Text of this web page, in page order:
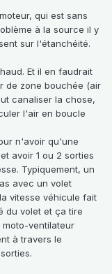
qui est sans
à la source il y
sur l'étanchéité.
Et il en faudrait
de zone bouchée (air
canaliser la chose,
l'air en boucle
n'avoir qu'une
avoir 1 ou 2 sorties
Typiquement, un
avec un volet
vitesse véhicule fait
du volet et ça tire
ventilateur
à travers le